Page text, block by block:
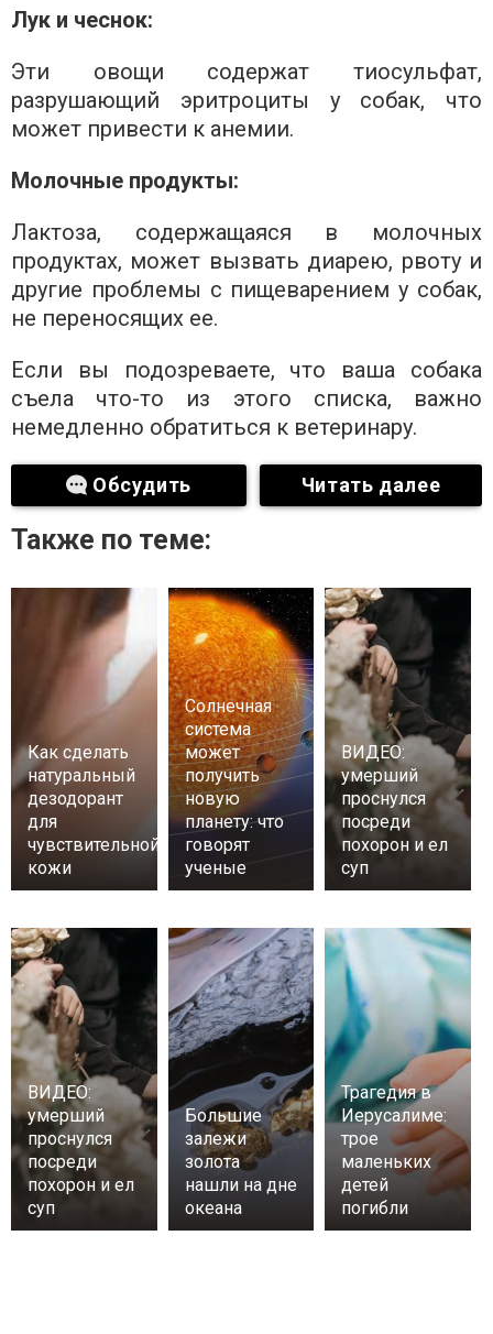
Лук и чеснок:
Эти овощи содержат тиосульфат,
разрушающий эритроциты у собак, что
может привести к анемии.
Молочные продукты:
Лактоза, содержащаяся в молочных
продуктах, может вызвать диарею, рвоту и
другие проблемы с пищеварением у собак,
не переносящих ее.
Если вы подозреваете, что ваша собака
съела что-то из этого списка, важно
немедленно обратиться к ветеринару.
Обсудить Читать далее
Также по теме:
Как сделать
натуральный
дезодорант
для
чувствительной
кожи
Солнечная
система
может
получить
новую
планету: что
говорят
ученые
ВИДЕО:
умерший
проснулся
посреди
похорон и ел
суп
ВИДЕО:
умерший
проснулся
посреди
похорон и ел
суп
Большие
залежи
золота
нашли на дне
океана
Трагедия в
Иерусалиме:
трое
маленьких
детей
погибли